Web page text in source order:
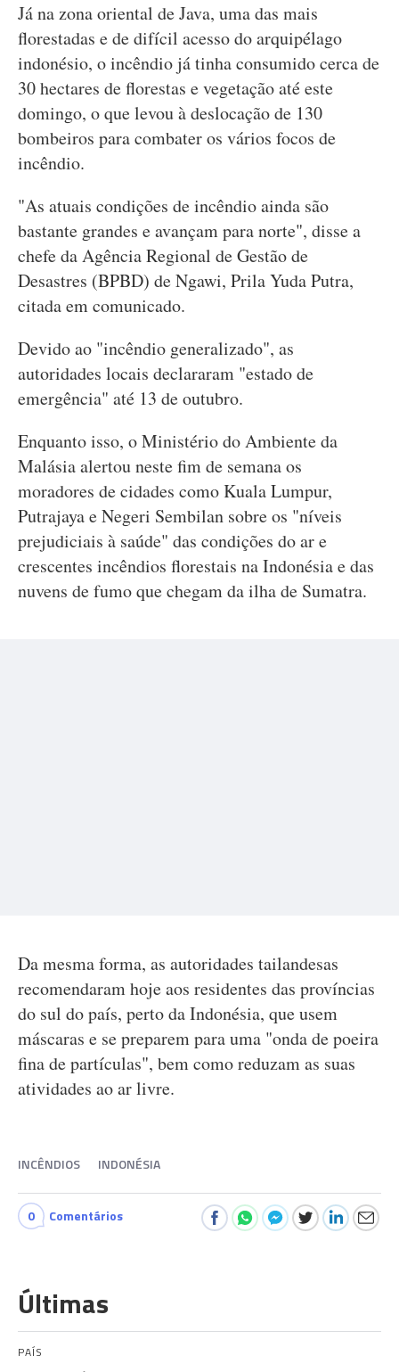
Já na zona oriental de Java, uma das mais
florestadas e de difícil acesso do arquipélago
indonésio, o incêndio já tinha consumido cerca de
30 hectares de florestas e vegetação até este
domingo, o que levou à deslocação de 130
bombeiros para combater os vários focos de
incêndio.
"As atuais condições de incêndio ainda são
bastante grandes e avançam para norte", disse a
chefe da Agência Regional de Gestão de
Desastres (BPBD) de Ngawi, Prila Yuda Putra,
citada em comunicado.
Devido ao "incêndio generalizado", as
autoridades locais declararam "estado de
emergência" até 13 de outubro.
Enquanto isso, o Ministério do Ambiente da
Malásia alertou neste fim de semana os
moradores de cidades como Kuala Lumpur,
Putrajaya e Negeri Sembilan sobre os "níveis
prejudiciais à saúde" das condições do ar e
crescentes incêndios florestais na Indonésia e das
nuvens de fumo que chegam da ilha de Sumatra.
Da mesma forma, as autoridades tailandesas
recomendaram hoje aos residentes das províncias
do sul do país, perto da Indonésia, que usem
máscaras e se preparem para uma "onda de poeira
fina de partículas", bem como reduzam as suas
atividades ao ar livre.
INCÊNDIOS INDONÉSIA
0 Comentários
Últimas
PAÍS